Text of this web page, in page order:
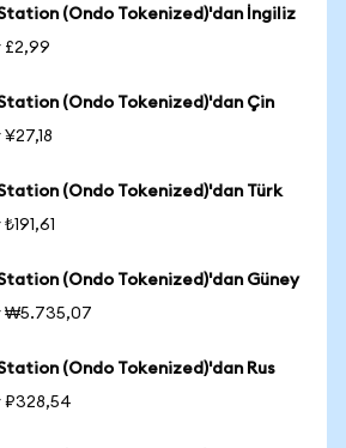
(Ondo Tokenized)'dan İngiliz
£2,99
(Ondo Tokenized)'dan Çin
(Ondo Tokenized)'dan Türk
(Ondo Tokenized)'dan Güney
₩5.735,07
(Ondo Tokenized)'dan Rus
₽328,54